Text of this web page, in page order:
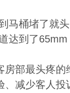
桶堵了就头
达到了
部最头疼的
、减少客人投